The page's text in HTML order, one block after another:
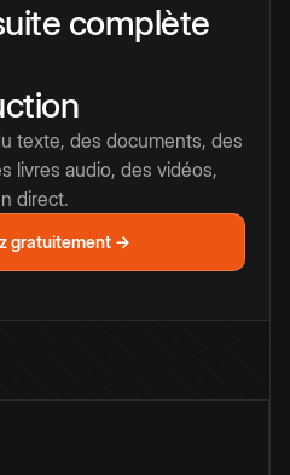
complète
texte, des documents, des
livres audio, des vidéos,
direct.
gratuitement →